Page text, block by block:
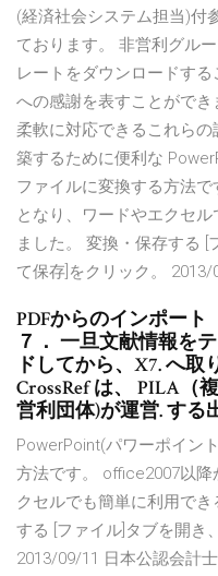
(経済社会システム担当)付
ております。 非営利グル
レートをダウンロードす
への感謝を表すことがで
柔軟に対応できるこれら
築するために便利な
ファイルに変換する方法
となり、ワードやエクセ
ました。 変換・保存する [
て保存]をクリック。 2013/
PDFからのインポート
７． 一旦文献情報を
ドしてから、X7. へ取
CrossRef は、 PILA（
営利団体)が運営. する
PowerPoint(パワーポイン
方法です。 office2007以
クセルでも簡単に利用で
する [ファイル]タブを開き
2013/09/11 日本公認会計